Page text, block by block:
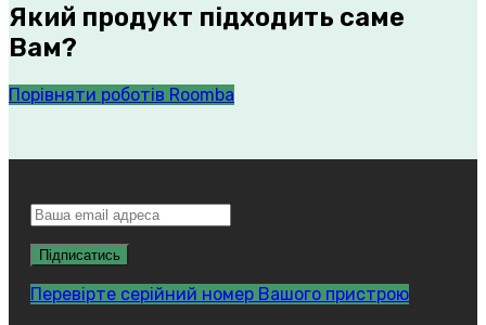
Який продукт підходить саме
Вам?
Порівняти роботів Roomba
Перевірте серійний номер Вашого пристрою